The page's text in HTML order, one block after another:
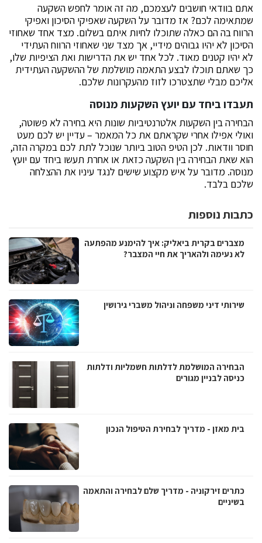
אתם בוודאי חושבים לעצמכם, מה זה אומר לחפש השקעה
שמתאימה לכם? אז מדובר על השקעה שאפיקי הסיכון ואפיקי
הרווח בה הם כאלה שתוכלו לחיות איתם בשלום. מצד אחד שאחוזי
הסיכון לא יהיו גבוהים מידיי, אך מצד שני שאחוזי הרווח העתידי
לא יהיו קטנים מאוד. לכל אחד יש את הדרישות ואת הציפיות שלו,
כך שאתם תוכלו לבצע התאמה מושלמת של ההשקעה העתידית
אליכם מבלי שתצטרכו לזוז מהעקרונות שלכם.
תעבדו ביחד עם יועץ השקעות מנוסה
הבחירה בין השקעות אלטרנטיביות שונות היא בחירה לא פשוטה,
ואולי אפילו אחרי שקראתם את כל המאמר – עדיין יש לכם מעט
חוסר וודאות. לכן הטיפ הטוב ביותר שנוכל לתת לכם במקרה הזה,
הוא שאת הבחירה בין השקעה כזאת או אחרת תעשו ביחד עם יועץ
מנוסה. מדובר על איש מקצוע שישים לנגד עיניו את ההצלחה
שלכם בלבד.
כתבות נוספות
מצברים בקרית ביאליק: איך להימנע מהפתעה
לא נעימה ולהאריך את חיי המצבר?
שירותי דיני משפחה וניהול משברי גירושין
הבחירה המושלמת לדלתות חשמליות ודלתות
כניסה לבניין מגורים
בית מאזן - מדריך לבחירת הטיפול הנכון
כתרים זירקוניה - מדריך שלם לבחירה והתאמה
בשיניים